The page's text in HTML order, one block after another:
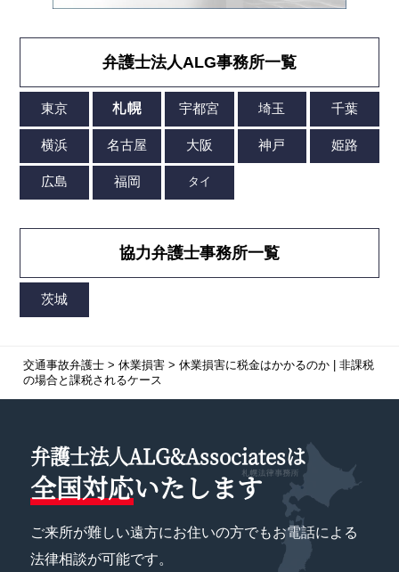
弁護士法人ALG事務所一覧
協力弁護士事務所一覧
交通事故弁護士> 休業損害> 休業損害に税金はかかるのか | 非課税
の場合と課税されるケース
弁護士法人ALG&Associatesは
全国対応いたします
ご来所が難しい遠方にお住いの方でもお電話による
法律相談が可能です。